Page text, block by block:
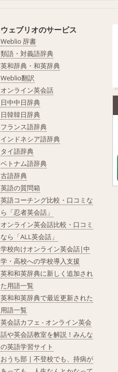
ウェブリオのサービス
Weblio 辞書
類語・対義語辞典
英和辞典・和英辞典
Weblio翻訳
オンライン英会話
日中中日辞典
日韓韓日辞典
フランス語辞典
インドネシア語辞典
タイ語辞典
ベトナム語辞典
古語辞典
英語の質問箱
英語コーチング比較・口コミな
ら「忍者英会話」
オンライン英会話比較・口コミ
なら「ALL英会話」
学校向けオンライン英会話|中
学・高校への学校導入支援
英和和英辞典に新しく追加され
た用語一覧
英和和英辞典で最近更新された
用語一覧
英会話カフェ - オンライン英会
話や英会話教室を解説！みんな
の英語学習サイト
おうち部 | 不登校でも、持病が